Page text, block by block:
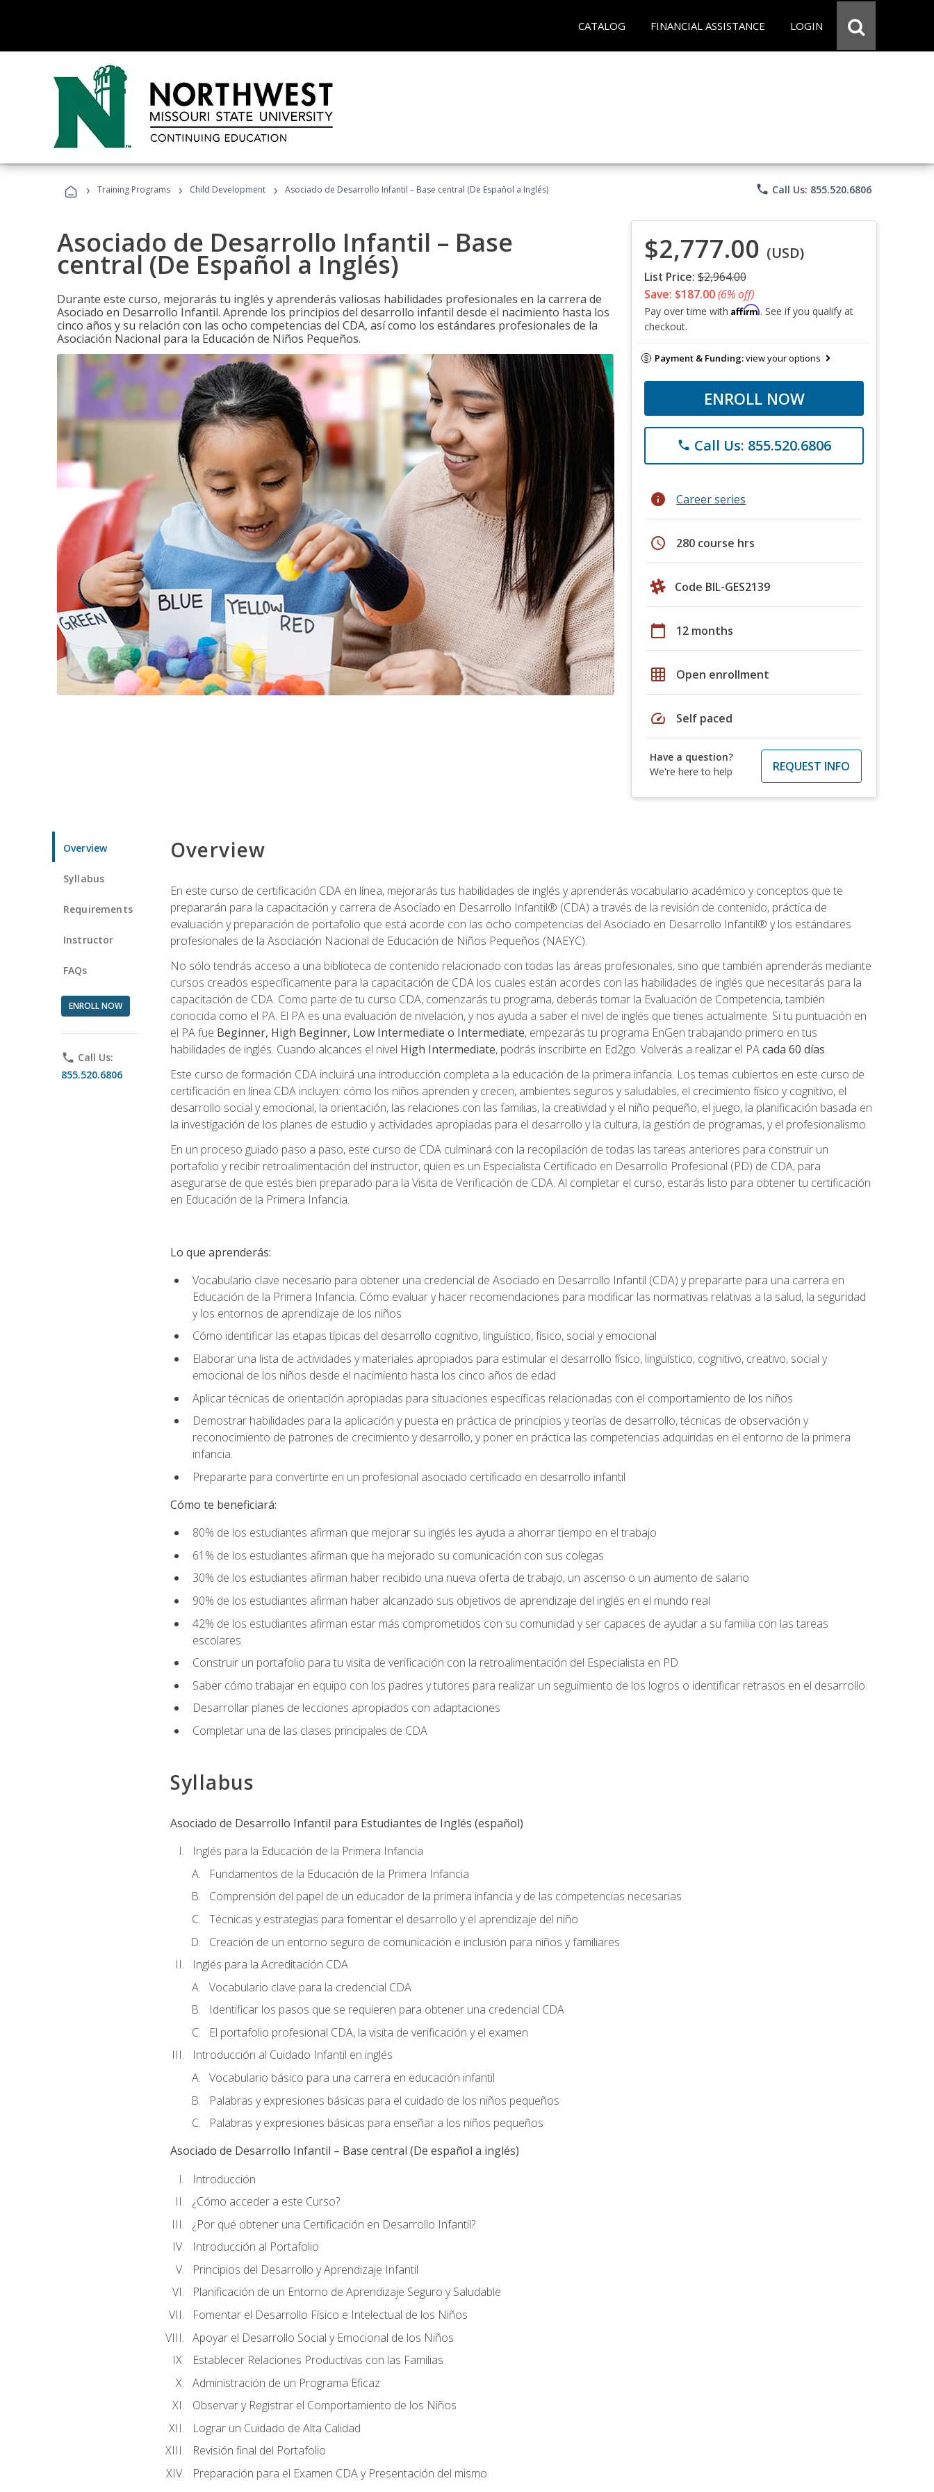
CATALOG FINANCIAL ASSISTANCE LOGIN
› Training Programs › Child Development › Asociado de Desarrollo Infantil – Base central (De Español a Inglés) phone Call Us: 855.520.6806
Asociado de Desarrollo Infantil – Base
central (De Español a Inglés)
Durante este curso, mejorarás tu inglés y aprenderás valiosas habilidades profesionales en la carrera de
Asociado en Desarrollo Infantil. Aprende los principios del desarrollo infantil desde el nacimiento hasta los
cinco años y su relación con las ocho competencias del CDA, así como los estándares profesionales de la
Asociación Nacional para la Educación de Niños Pequeños.
$2,777.00 (USD)
List Price: $2,964.00
Save: $187.00(6% off)
Pay over time with Affirm. See if you qualify at
checkout.
Payment & Funding:view your options
ENROLL NOW
phone Call Us: 855.520.6806
info Career series
schedule 280 course hrs
Code BIL-GES2139
calendar_today 12 months
grid_on Open enrollment
speed Self paced
Have a question?
We're here to help
REQUEST INFO
Overview
Syllabus
Requirements
Instructor
FAQs
ENROLL NOW
phone Call Us:
855.520.6806
Overview
En este curso de certificación CDA en línea, mejorarás tus habilidades de inglés y aprenderás vocabulario académico y conceptos que te
prepararán para la capacitación y carrera de Asociado en Desarrollo Infantil® (CDA) a través de la revisión de contenido, práctica de
evaluación y preparación de portafolio que está acorde con las ocho competencias del Asociado en Desarrollo Infantil® y los estándares
profesionales de la Asociación Nacional de Educación de Niños Pequeños (NAEYC).
No sólo tendrás acceso a una biblioteca de contenido relacionado con todas las áreas profesionales, sino que también aprenderás mediante
cursos creados específicamente para la capacitación de CDA los cuales están acordes con las habilidades de inglés que necesitarás para la
capacitación de CDA. Como parte de tu curso CDA, comenzarás tu programa, deberás tomar la Evaluación de Competencia, también
conocida como el PA. El PA es una evaluación de nivelación, y nos ayuda a saber el nivel de inglés que tienes actualmente. Si tu puntuación en
el PA fue Beginner, High Beginner, Low Intermediate o Intermediate, empezarás tu programa EnGen trabajando primero en tus
habilidades de inglés. Cuando alcances el nivel High Intermediate, podrás inscribirte en Ed2go. Volverás a realizar el PAcada 60 días.
Este curso de formación CDA incluirá una introducción completa a la educación de la primera infancia. Los temas cubiertos en este curso de
certificación en línea CDA incluyen: cómo los niños aprenden y crecen, ambientes seguros y saludables, el crecimiento físico y cognitivo, el
desarrollo social y emocional, la orientación, las relaciones con las familias, la creatividad y el niño pequeño, el juego, la planificación basada en
la investigación de los planes de estudio y actividades apropiadas para el desarrollo y la cultura, la gestión de programas, y el profesionalismo.
En un proceso guiado paso a paso, este curso de CDA culminará con la recopilación de todas las tareas anteriores para construir un
portafolio y recibir retroalimentación del instructor, quien es un Especialista Certificado en Desarrollo Profesional (PD) de CDA, para
asegurarse de que estés bien preparado para la Visita de Verificación de CDA. Al completar el curso, estarás listo para obtener tu certificación
en Educación de la Primera Infancia.
Lo que aprenderás:
Vocabulario clave necesario para obtener una credencial de Asociado en Desarrollo Infantil (CDA) y prepararte para una carrera en
Educación de la Primera Infancia. Cómo evaluar y hacer recomendaciones para modificar las normativas relativas a la salud, la seguridad
y los entornos de aprendizaje de los niños
Cómo identificar las etapas típicas del desarrollo cognitivo, lingüístico, físico, social y emocional
Elaborar una lista de actividades y materiales apropiados para estimular el desarrollo físico, lingüístico, cognitivo, creativo, social y
emocional de los niños desde el nacimiento hasta los cinco años de edad
Aplicar técnicas de orientación apropiadas para situaciones específicas relacionadas con el comportamiento de los niños
Demostrar habilidades para la aplicación y puesta en práctica de principios y teorías de desarrollo, técnicas de observación y
reconocimiento de patrones de crecimiento y desarrollo, y poner en práctica las competencias adquiridas en el entorno de la primera
infancia.
Prepararte para convertirte en un profesional asociado certificado en desarrollo infantil
Cómo te beneficiará:
80% de los estudiantes afirman que mejorar su inglés les ayuda a ahorrar tiempo en el trabajo
61% de los estudiantes afirman que ha mejorado su comunicación con sus colegas
30% de los estudiantes afirman haber recibido una nueva oferta de trabajo, un ascenso o un aumento de salario
90% de los estudiantes afirman haber alcanzado sus objetivos de aprendizaje del inglés en el mundo real
42% de los estudiantes afirman estar más comprometidos con su comunidad y ser capaces de ayudar a su familia con las tareas
escolares
Construir un portafolio para tu visita de verificación con la retroalimentación del Especialista en PD
Saber cómo trabajar en equipo con los padres y tutores para realizar un seguimiento de los logros o identificar retrasos en el desarrollo.
Desarrollar planes de lecciones apropiados con adaptaciones
Completar una de las clases principales de CDA
Syllabus
Asociado de Desarrollo Infantil para Estudiantes de Inglés (español)
Inglés para la Educación de la Primera Infancia
Fundamentos de la Educación de la Primera Infancia
Comprensión del papel de un educador de la primera infancia y de las competencias necesarias
Técnicas y estrategias para fomentar el desarrollo y el aprendizaje del niño
Creación de un entorno seguro de comunicación e inclusión para niños y familiares
Inglés para la Acreditación CDA
Vocabulario clave para la credencial CDA
Identificar los pasos que se requieren para obtener una credencial CDA
El portafolio profesional CDA, la visita de verificación y el examen
Introducción al Cuidado Infantil en inglés
Vocabulario básico para una carrera en educación infantil
Palabras y expresiones básicas para el cuidado de los niños pequeños
Palabras y expresiones básicas para enseñar a los niños pequeños
Asociado de Desarrollo Infantil – Base central (De español a inglés)
Introducción
¿Cómo acceder a este Curso?
¿Por qué obtener una Certificación en Desarrollo Infantil?
Introducción al Portafolio
Principios del Desarrollo y Aprendizaje Infantil
Planificación de un Entorno de Aprendizaje Seguro y Saludable
Fomentar el Desarrollo Físico e Intelectual de los Niños
Apoyar el Desarrollo Social y Emocional de los Niños
Establecer Relaciones Productivas con las Familias
Administración de un Programa Eficaz
Observar y Registrar el Comportamiento de los Niños
Lograr un Cuidado de Alta Calidad
Revisión final del Portafolio
Preparación para el Examen CDA y Presentación del mismo